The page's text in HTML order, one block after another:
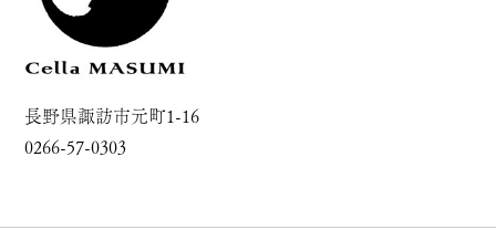
長野県諏訪市元町1-16
0266-57-0303